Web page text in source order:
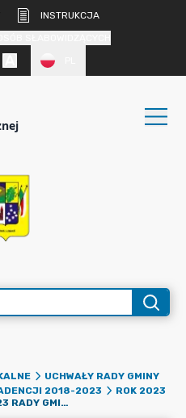
INSTRUKCJA
UCHWAŁY RADY GMINY
2018-2023
ROK 2023
UCHWAŁA NR LXXIV/382/2023 RADY GMINY LUBAŃ Z DNIA 1 LUTEGO 2023 R. W SPRAWIE ROZPATRZENIA WNIOSKU